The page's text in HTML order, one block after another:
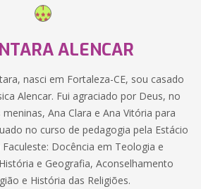
ALENCAR
nasci em Fortaleza-CE, sou casado
Alencar. Fui agraciado por Deus, no
Ana Clara e Ana Vitória para
no curso de pedagogia pela Estácio
Faculeste: Docência em Teologia e
e Geografia, Aconselhamento
e História das Religiões.